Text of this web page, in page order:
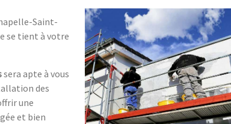
Saint-
se tient à votre
sera apte à vous
des
une
et bien